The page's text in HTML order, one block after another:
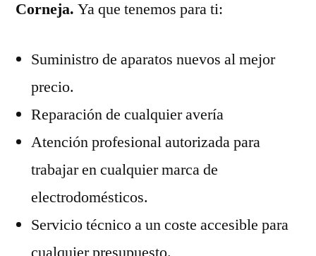
Corneja. Ya que tenemos para ti:
Suministro de aparatos nuevos al mejor
precio.
Reparación de cualquier avería
Atención profesional autorizada para
trabajar en cualquier marca de
electrodomésticos.
Servicio técnico a un coste accesible para